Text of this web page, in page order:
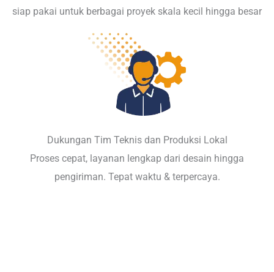
siap pakai untuk berbagai proyek skala kecil hingga besar
Dukungan Tim Teknis dan Produksi Lokal
Proses cepat, layanan lengkap dari desain hingga
pengiriman. Tepat waktu & terpercaya.